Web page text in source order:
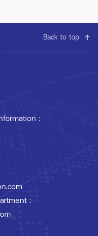
Back to top
:
: